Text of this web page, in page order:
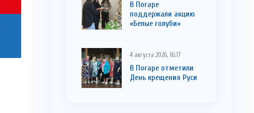
В Погаре
поддержали акцию
«Белые голуби»
4 августа 2026, 16:17
В Погаре отметили
День крещения Руси